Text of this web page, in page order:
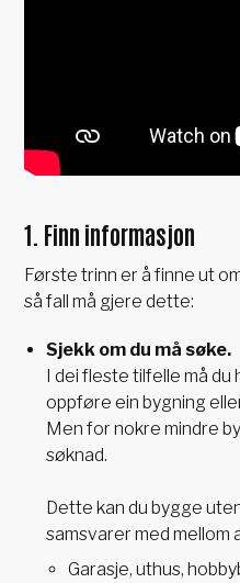
1. Finn informasjon
Første trinn er å finne ut
så fall må gjere dette:
Sjekk om du må søke.
I dei fleste tilfelle må du
oppføre ein bygning
Men for nokre mindre
søknad.
Dette kan du bygge
samsvarer med mellom
Garasje, uthus,